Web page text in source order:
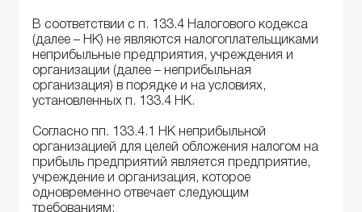
В соответствии с п. 133.4 Налогового кодекса
(далее – НК) не являются налогоплательщиками
неприбыльные предприятия, учреждения и
организации (далее – неприбыльная
организация) в порядке и на условиях,
установленных п. 133.4 НК.
Согласно пп. 133.4.1 НК неприбыльной
организацией для целей обложения налогом на
прибыль предприятий является предприятие,
учреждение и организация, которое
одновременно отвечает следующим
требованиям: